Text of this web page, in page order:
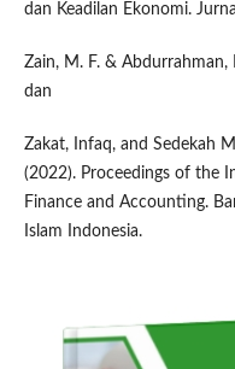
dan Keadilan Ekonomi.
Zain, M. F. &
dan
Zakat, Infaq, and Sedekah
(2022). Proceedings of the
Finance and Accounting.
Islam Indonesia.